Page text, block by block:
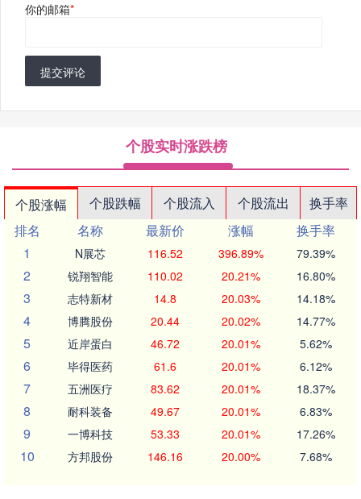
你的邮箱*
提交评论
个股实时涨跌榜
个股涨幅 个股跌幅 个股流入 个股流出
换手率
排名
名称 最新价 涨幅
换手率
1
N展芯 116.52 396.89% 79.39%
2 锐翔智能 110.02 20.21% 16.80%
3 志特新材 14.8 20.03% 14.18%
4 博腾股份 20.44 20.02% 14.77%
5 近岸蛋白 46.72 20.01% 5.62%
6 毕得医药 61.6 20.01% 6.12%
7 五洲医疗 83.62 20.01% 18.37%
8 耐科装备 49.67 20.01% 6.83%
9 一博科技 53.33 20.01% 17.26%
10 方邦股份 146.16 20.00% 7.68%